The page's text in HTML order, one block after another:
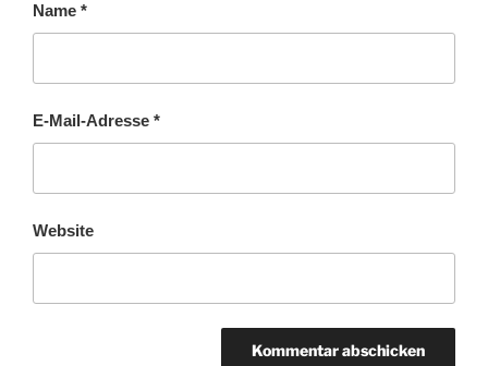
Name *
E-Mail-Adresse *
Website